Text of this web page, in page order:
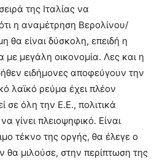
της Ιταλίας να
η αναμέτρηση Βερολίνου/
θα είναι δύσκολη, επειδή η
με μεγάλη οικονομία. Λες και η
ειδήμονες αποφεύγουν την
λαϊκό ρεύμα έχει πλέον
σε όλη την Ε.Ε., πολιτικά
να γίνει πλειοψηφικό. Είναι
τέκνο της οργής, θα έλεγε ο
θα μιλούσε, στην περίπτωση της